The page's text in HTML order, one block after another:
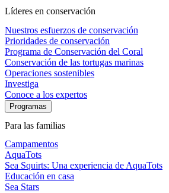
Líderes en conservación
Nuestros esfuerzos de conservación
Prioridades de conservación
Programa de Conservación del Coral
Conservación de las tortugas marinas
Operaciones sostenibles
Investiga
Conoce a los expertos
Programas
Para las familias
Campamentos
AquaTots
Sea Squirts: Una experiencia de AquaTots
Educación en casa
Sea Stars